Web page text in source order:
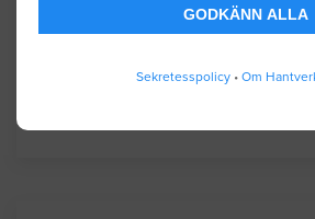
GODKÄNN ALLA
Sekretesspolicy • Om
Anlita hantverkare
Anlita snickare